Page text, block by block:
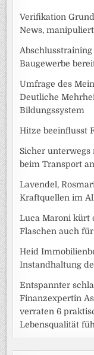
Verifikation
News,
Baugewerbe
Umfrage des
Deutliche
Bildungssystem
Hitze beeinflusst
Sicher
beim Transport an
Lavendel,
Kraftquellen im
Luca Maroni kürt
Flaschen auch
Heid
Instandhaltung
Entspannter
Finanzexpertin
verraten 6
Lebensqualität